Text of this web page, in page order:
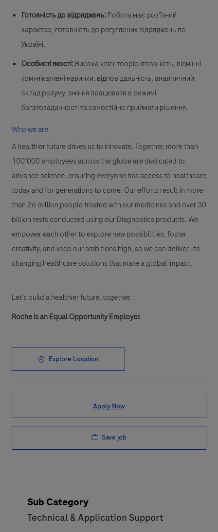
Готовність до відряджень:Робота має роз'їзний
характер, готовність до регулярних відряджень по
Україні.
Особисті якості:Висока клієнтоорієнтованість, відмінні
комунікативні навички, відповідальність, аналітичний
склад розуму, вміння працювати в режимі
багатозадачності та самостійно приймати рішення.
Who we are
A healthier future drives us to innovate. Together, more than
100’000 employees across the globe are dedicated to
advance science, ensuring everyone has access to healthcare
today and for generations to come. Our efforts result in more
than 26 million people treated with our medicines and over 30
billion tests conducted using our Diagnostics products. We
empower each other to explore new possibilities, foster
creativity, and keep our ambitions high, so we can deliver life-
changing healthcare solutions that make a global impact.
Let’s build a healthier future, together.
Roche is an Equal Opportunity Employer.
Explore Location
Apply Now
Save job
Sub Category
Technical & Application Support